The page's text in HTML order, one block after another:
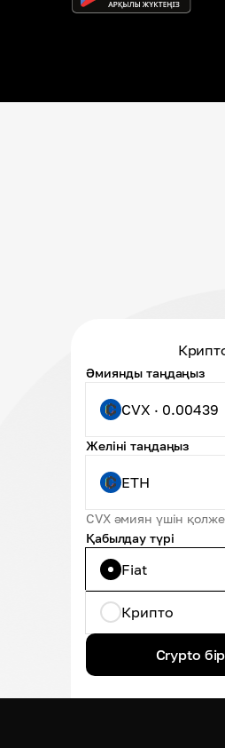
Әмиянды таңдаңыз
CVX · 0.00439
Желіні таңдаңыз
ETH
CVX әмиян үшін
Қабылдау түрі
Fiat
Крипто
Crypto